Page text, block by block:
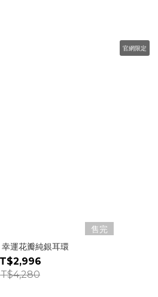
售完
運花瓣純銀耳環
官網限定